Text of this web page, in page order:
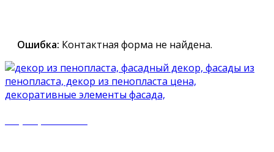
Ошибка: Контактная форма не найдена.